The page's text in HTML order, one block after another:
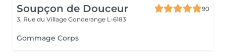
Soupçon de Douceur
90
3, Rue du Village Gonderange L-6183
Gommage Corps